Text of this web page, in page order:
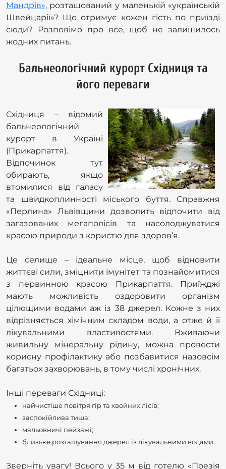
Мандрів», розташований у маленькій «українській
Швейцарії»? Що отримує кожен гість по приїзді
сюди? Розповімо про все, щоб не залишилось
жодних питань.
Бальнеологічний курорт Східниця та
його переваги
Східниця – відомий
бальнеологічний
курорт в Україні
(Прикарпаття).
Відпочинок тут
обирають, якщо
втомилися від галасу
та швидкоплинності міського буття. Справжня
«Перлина» Львівщини дозволить відпочити від
загазованих мегаполісів та насолоджуватися
красою природи з користю для здоров’я.
Це селище – ідеальне місце, щоб відновити
життєві сили, зміцнити імунітет та познайомитися
з первинною красою Прикарпаття. Приїжджі
мають можливість оздоровити організм
цілющими водами аж із 38 джерел. Кожне з них
відрізняється хімічним складом води, а отже й її
лікувальними властивостями. Вживаючи
живильну мінеральну рідину, можна провести
корисну профілактику або позбавитися назовсім
багатьох захворювань, в тому числі хронічних.
Інші переваги Східниці:
найчистіше повітря гір та хвойних лісів;
заспокійлива тиша;
мальовничі пейзажі;
близьке розташування джерел із лікувальними водами;
Зверніть увагу! Всього у 35 м від готелю «Поезія